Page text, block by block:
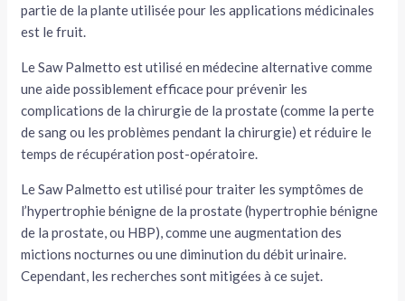
partie de la plante utilisée pour les applications médicinales
est le fruit.
Le Saw Palmetto est utilisé en médecine alternative comme
une aide possiblement efficace pour prévenir les
complications de la chirurgie de la prostate (comme la perte
de sang ou les problèmes pendant la chirurgie) et réduire le
temps de récupération post-opératoire.
Le Saw Palmetto est utilisé pour traiter les symptômes de
l’hypertrophie bénigne de la prostate (hypertrophie bénigne
de la prostate, ou HBP), comme une augmentation des
mictions nocturnes ou une diminution du débit urinaire.
Cependant, les recherches sont mitigées à ce sujet.